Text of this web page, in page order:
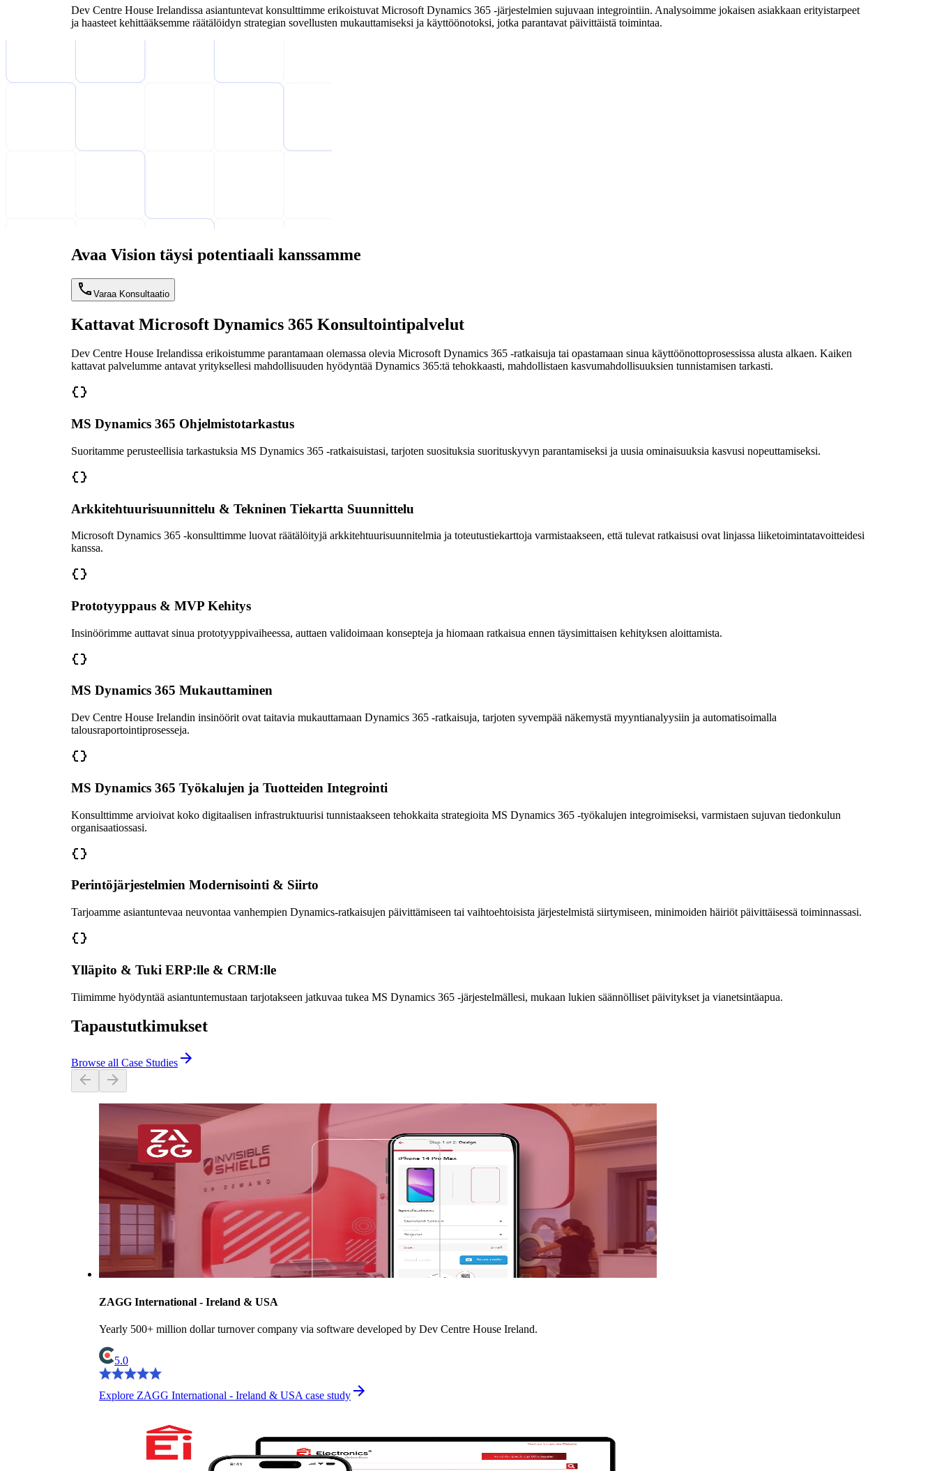
Dev Centre House Irelandissa asiantuntevat konsulttimme erikoistuvat Microsoft Dynamics 365 -järjestelmien sujuvaan integrointiin. Analysoimme jokaisen asiakkaan erityistarpeet
ja haasteet kehittääksemme räätälöidyn strategian sovellusten mukauttamiseksi ja käyttöönotoksi, jotka parantavat päivittäistä toimintaa.
Avaa Vision täysi potentiaali kanssamme
Varaa Konsultaatio
Kattavat Microsoft Dynamics 365 Konsultointipalvelut
Dev Centre House Irelandissa erikoistumme parantamaan olemassa olevia Microsoft Dynamics 365 -ratkaisuja tai opastamaan sinua käyttöönottoprosessissa alusta alkaen. Kaiken
kattavat palvelumme antavat yrityksellesi mahdollisuuden hyödyntää Dynamics 365:tä tehokkaasti, mahdollistaen kasvumahdollisuuksien tunnistamisen tarkasti.
MS Dynamics 365 Ohjelmistotarkastus
Suoritamme perusteellisia tarkastuksia MS Dynamics 365 -ratkaisuistasi, tarjoten suosituksia suorituskyvyn parantamiseksi ja uusia ominaisuuksia kasvusi nopeuttamiseksi.
Arkkitehtuurisuunnittelu & Tekninen Tiekartta Suunnittelu
Microsoft Dynamics 365 -konsulttimme luovat räätälöityjä arkkitehtuurisuunnitelmia ja toteutustiekarttoja varmistaakseen, että tulevat ratkaisusi ovat linjassa liiketoimintatavoitteidesi
kanssa.
Prototyyppaus & MVP Kehitys
Insinöörimme auttavat sinua prototyyppivaiheessa, auttaen validoimaan konsepteja ja hiomaan ratkaisua ennen täysimittaisen kehityksen aloittamista.
MS Dynamics 365 Mukauttaminen
Dev Centre House Irelandin insinöörit ovat taitavia mukauttamaan Dynamics 365 -ratkaisuja, tarjoten syvempää näkemystä myyntianalyysiin ja automatisoimalla
talousraportointiprosesseja.
MS Dynamics 365 Työkalujen ja Tuotteiden Integrointi
Konsulttimme arvioivat koko digitaalisen infrastruktuurisi tunnistaakseen tehokkaita strategioita MS Dynamics 365 -työkalujen integroimiseksi, varmistaen sujuvan tiedonkulun
organisaatiossasi.
Perintöjärjestelmien Modernisointi & Siirto
Tarjoamme asiantuntevaa neuvontaa vanhempien Dynamics-ratkaisujen päivittämiseen tai vaihtoehtoisista järjestelmistä siirtymiseen, minimoiden häiriöt päivittäisessä toiminnassasi.
Ylläpito & Tuki ERP:lle & CRM:lle
Tiimimme hyödyntää asiantuntemustaan tarjotakseen jatkuvaa tukea MS Dynamics 365 -järjestelmällesi, mukaan lukien säännölliset päivitykset ja vianetsintäapua.
Tapaustutkimukset
Browse all Case Studies
ZAGG International - Ireland & USA
Yearly 500+ million dollar turnover company via software developed by Dev Centre House Ireland.
5.0
Explore ZAGG International - Ireland & USA case study